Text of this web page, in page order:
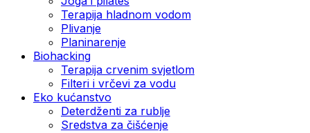
Terapija hladnom vodom
Plivanje
Planinarenje
Biohacking
Terapija crvenim svjetlom
Filteri i vrčevi za vodu
Eko kućanstvo
Deterdženti za rublje
Sredstva za čišćenje